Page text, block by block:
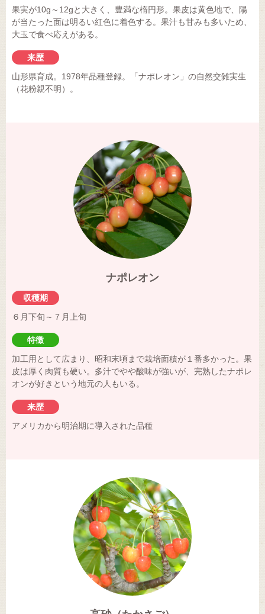
果実が10g～12gと大きく、豊満な楕円形。果皮は黄色地で、陽
が当たった面は明るい紅色に着色する。果汁も甘みも多いため、
大玉で食べ応えがある。
来歴
山形県育成。1978年品種登録。「ナポレオン」の自然交雑実生
（花粉親不明）。
ナポレオン
収穫期
６月下旬～７月上旬
特徴
加工用として広まり、昭和末頃まで栽培面積が１番多かった。果
皮は厚く肉質も硬い。多汁でやや酸味が強いが、完熟したナポレ
オンが好きという地元の人もいる。
来歴
アメリカから明治期に導入された品種